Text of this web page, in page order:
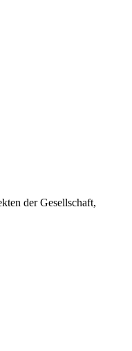
der Gesellschaft,